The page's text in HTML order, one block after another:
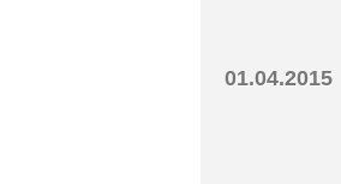
01.04.2015